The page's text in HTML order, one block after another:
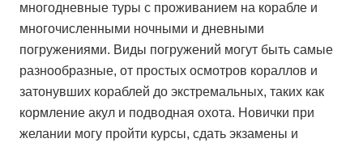
многодневные туры с проживанием на корабле и
многочисленными ночными и дневными
погружениями. Виды погружений могут быть самые
разнообразные, от простых осмотров кораллов и
затонувших кораблей до экстремальных, таких как
кормление акул и подводная охота. Новички при
желании могу пройти курсы, сдать экзамены и